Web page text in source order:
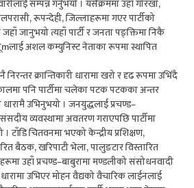
सम्पन्न गर्नुभयो । यसैक्रममा उहाँ गोरखा,
रूपन्देही, जिल्लाहरूमा गएर पार्टीको
जानुभयो त्यहाँ पार्टी र जनता पङ्क्तिमा निकै
अशल कम्युनिस्ट नेताका रूपमा स्थापित
निरन्तर क्रान्तिकारी धारामा खरो र दृढ रूपमा उभिँदै
पनि पार्टीमा चलेका पटक पटकका अन्तर
उभिनुभयो । जनयुद्धलाई प्रचण्ड–
व्यवस्थामा अवतरण गराएपछि पार्टीमा
टाँडि चितवनमा भएको केन्द्रीय प्रशिक्षण,
बैठक, खरिपाटी भेला, पालुङटार विस्तारित
उहाँ प्रचण्ड–बाबुरामा मण्डलीको संसोधनवादी
धारामा उभिएर मोहन वैद्यको वैचारिक लाईनलाई